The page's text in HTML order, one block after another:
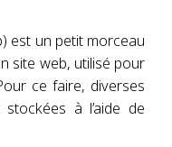
est un petit morceau
site web, utilisé pour
ce faire, diverses
à l’aide de